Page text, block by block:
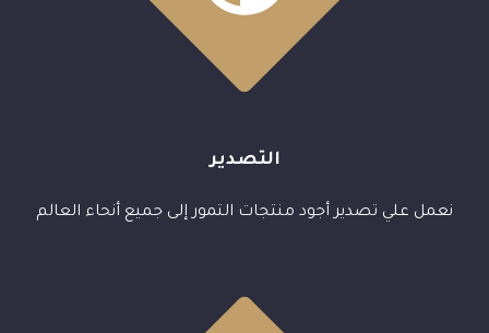
التصدير
نعمل علي تصدير أجود منتجات التمور إلى جميع أنحاء العالم